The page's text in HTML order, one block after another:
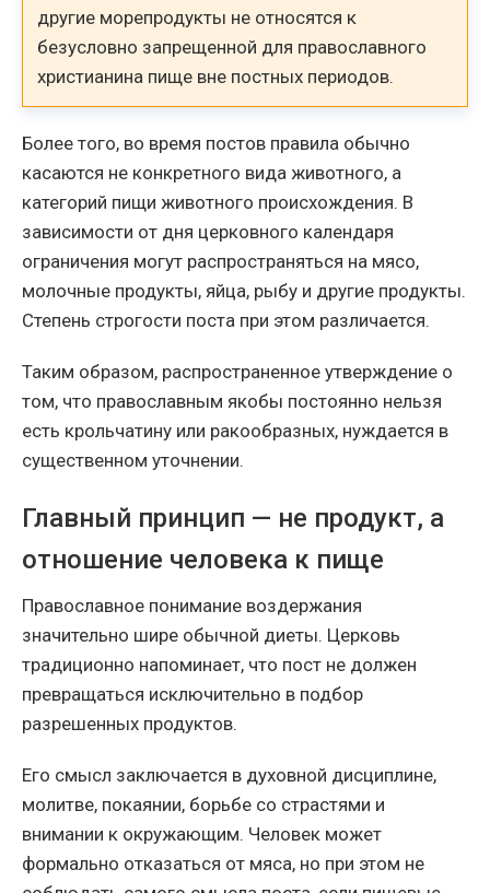
другие морепродукты не относятся к
безусловно запрещенной для православного
христианина пище вне постных периодов.
Более того, во время постов правила обычно
касаются не конкретного вида животного, а
категорий пищи животного происхождения. В
зависимости от дня церковного календаря
ограничения могут распространяться на мясо,
молочные продукты, яйца, рыбу и другие продукты.
Степень строгости поста при этом различается.
Таким образом, распространенное утверждение о
том, что православным якобы постоянно нельзя
есть крольчатину или ракообразных, нуждается в
существенном уточнении.
Главный принцип — не продукт, а
отношение человека к пище
Православное понимание воздержания
значительно шире обычной диеты. Церковь
традиционно напоминает, что пост не должен
превращаться исключительно в подбор
разрешенных продуктов.
Его смысл заключается в духовной дисциплине,
молитве, покаянии, борьбе со страстями и
внимании к окружающим. Человек может
формально отказаться от мяса, но при этом не